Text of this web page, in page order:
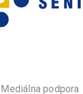
Mediálna podpora